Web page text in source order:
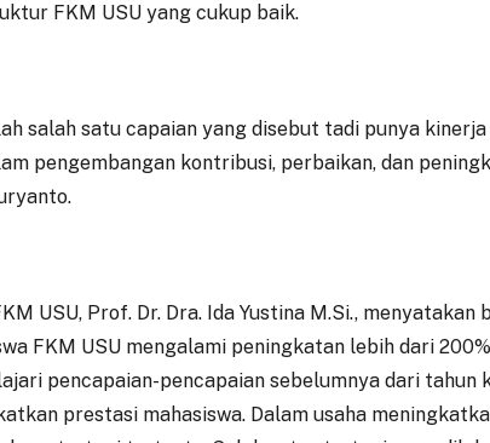
FKM USU yang cukup baik.
salah satu capaian yang disebut tadi punya
pengembangan kontribusi, perbaikan, dan
USU, Prof. Dr. Dra. Ida Yustina M.Si., menyatakan
FKM USU mengalami peningkatan lebih dari
pencapaian-pencapaian sebelumnya dari tahun
prestasi mahasiswa. Dalam usaha